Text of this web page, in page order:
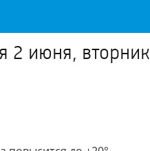
2 июня, вторник